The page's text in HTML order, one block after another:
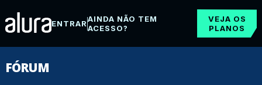
ENTRARAINDA NÃO TEM
ACESSO?
VEJA OS
PLANOS
FÓRUM